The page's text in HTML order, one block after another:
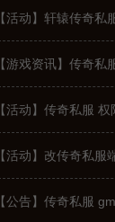
【活动】轩辕传奇
【游戏资讯】传奇私
【活动】传奇私服 权
【活动】改传奇私
【公告】传奇私服